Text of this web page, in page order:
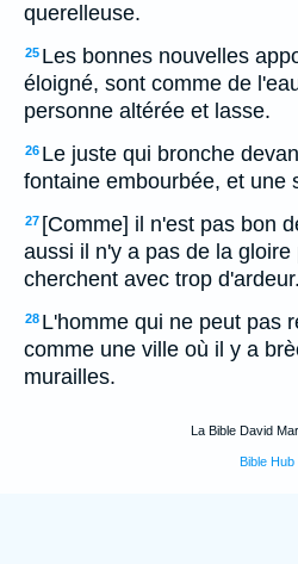
querelleuse.
25 Les bonnes nouvelles
éloigné, sont comme de
personne altérée et lasse.
26 Le juste qui bronche
fontaine embourbée, et une
27 [Comme] il n'est pas bon
aussi il n'y a pas de la
cherchent avec trop d'ardeur.
28 L'homme qui ne peut pas
comme une ville où il y a
murailles.
La Bible David
Bible Hub